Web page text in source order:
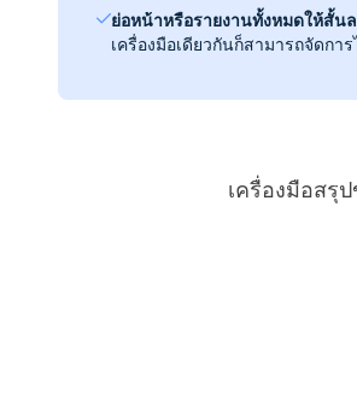
ย่อหน้าหรือรายงานทั้งหมดให้สั้น
เครื่องมือเดียวกันก็สามารถจัดกา
เครื่องมือสรุ